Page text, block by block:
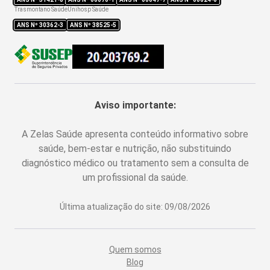
Trasmontano Saúde
ANS Nº 30362-3
Unihosp Saúde
ANS Nº 38525-5
Aviso importante:
A Zelas Saúde apresenta conteúdo informativo sobre
saúde, bem-estar e nutrição, não substituindo
diagnóstico médico ou tratamento sem a consulta de
um profissional da saúde.
Última atualização do site: 09/08/2026
Quem somos
Blog